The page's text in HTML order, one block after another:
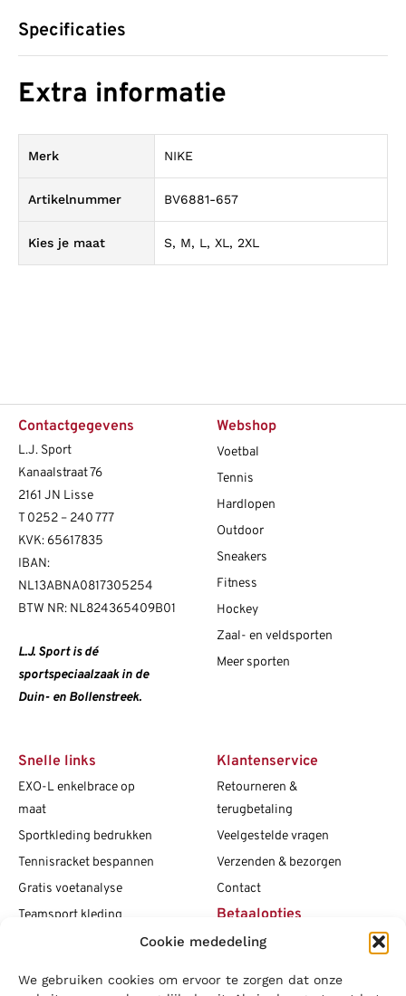
Cookie mededeling
We gebruiken cookies om ervoor te zorgen dat onze
Specificaties
Extra informatie
Merk NIKE
Artikelnummer BV6881-657
Kies je maat S, M, L, XL, 2XL
Contactgegevens
L.J. Sport
Kanaalstraat 76
2161 JN Lisse
T0252 – 240 777
KVK: 65617835
IBAN:
NL13ABNA0817305254
BTW NR: NL824365409B01
L.J. Sport is dé
sportspeciaalzaak in de
Duin- en Bollenstreek.
Webshop
Voetbal
Tennis
Hardlopen
Outdoor
Sneakers
Fitness
Hockey
Zaal- en veldsporten
Meer sporten
Snelle links
EXO-L enkelbrace op
maat
Sportkleding bedrukken
Tennisracket bespannen
Gratis voetanalyse
Teamsport kleding
Klantenservice
Retourneren &
terugbetaling
Veelgestelde vragen
Verzenden & bezorgen
Contact
Betaalopties
Social media